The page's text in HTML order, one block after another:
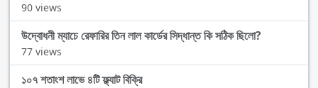
90 views
উদ্বোধনী ম্যাচে রেফারির তিন লাল কার্ডের সিদ্ধান্ত কি সঠিক ছিলো?
77 views
১০৭ শতাংশ লাভে ৪টি ফ্ল্যাট বিক্রি